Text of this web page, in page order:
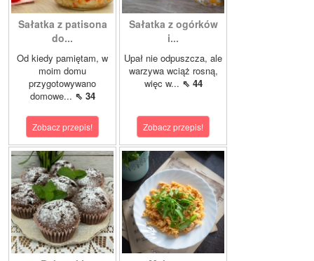
Sałatka z patisona
do...
Od kiedy pamiętam, w
moim domu
przygotowywano
domowe... ⇖ 34
Zobacz przepis!
Sałatka z ogórków
i...
Upał nie odpuszcza, ale
warzywa wciąż rosną,
więc w... ⇖ 44
Zobacz przepis!